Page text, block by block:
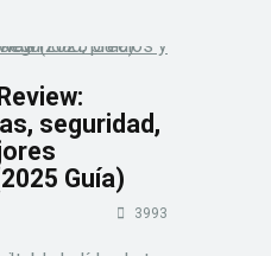
seguridad,
Guía)
3993